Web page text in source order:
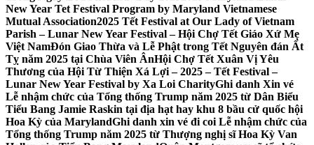
New Year Tet Festival Program by Maryland Vietnamese
Mutual Association2025 Tết Festival at Our Lady of Vietnam
Parish – Lunar New Year Festival – Hội Chợ Tết Giáo Xứ Mẹ
Việt NamĐón Giao Thừa và Lễ Phật trong Tết Nguyên đán Ất
Tỵ năm 2025 tại Chùa Viên ÂnHội Chợ Tết Xuân Vị Yêu
Thương của Hội Từ Thiện Xá Lợi – 2025 – Tết Festival –
Lunar New Year Festival by Xa Loi CharityGhi danh Xin vé
Lễ nhậm chức của Tổng thống Trump năm 2025 từ Dân Biểu
Tiểu Bang Jamie Raskin tại địa hạt hay khu 8 bầu cử quốc hội
Hoa Kỳ của MarylandGhi danh xin vé đi coi Lễ nhậm chức của
Tổng thống Trump năm 2025 từ Thượng nghị sĩ Hoa Kỳ Van